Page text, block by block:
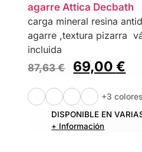
agarre Attica Decbath
carga mineral resina
agarre ,textura pizarra
incluida
87,63€ 69,00€
+3
DISPONIBLE EN
+ Información